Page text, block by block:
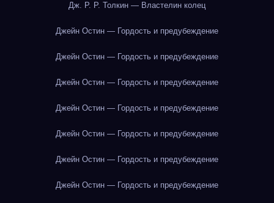
Дж. Р. Р. Толкин — Властелин колец
Джейн Остин — Гордость и предубеждение
Джейн Остин — Гордость и предубеждение
Джейн Остин — Гордость и предубеждение
Джейн Остин — Гордость и предубеждение
Джейн Остин — Гордость и предубеждение
Джейн Остин — Гордость и предубеждение
Джейн Остин — Гордость и предубеждение